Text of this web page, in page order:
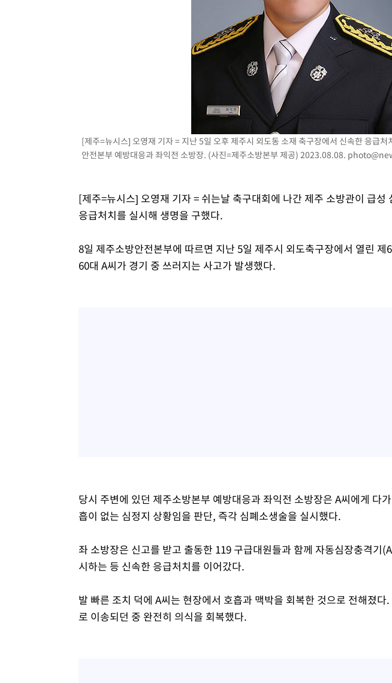
11시간 압수수색에 성접대 파문까지…'쑥대밭' 된 축구협회
[속보]규제합리화위원회 부위원장에 김태유 서울대 공대 교수…이
[속보]국힘 윤리위, '돌려차기 발언' 진종오·서범수 징계 절차 개시
[속보] 7월 중국 수출 23.9%↑ 수입 27.5%↑…무역총액 25.3%↑
[속보]'채상병 순직 책임' 임성근, 항소심도 징역 3년
민주 콩고 에볼라환자 4천명 돌파, 4053명 발생 1850명 사망
[제주=뉴시스] 오영재 기자 = 지난 5일 오후 제주시 외도동 소재 축구장에서 신속한 응급
안전본부 예방대응과 좌익전 소방장. (사진=제주소방본부 제공) 2023.08.08.
[제주=뉴시스] 오영재 기자 = 쉬는날 축구대회에 나간 제주 소방관이 급성
응급처치를 실시해 생명을 구했다.
8일 제주소방안전본부에 따르면 지난 5일 제주시 외도축구장에서 열린 제
60대 A씨가 경기 중 쓰러지는 사고가 발생했다.
당시 주변에 있던 제주소방본부 예방대응과 좌익전 소방장은 A씨에게 다
흡이 없는 심정지 상황임을 판단, 즉각 심폐소생술을 실시했다.
좌 소방장은 신고를 받고 출동한 119 구급대원들과 함께 자동심장충격기
시하는 등 신속한 응급처치를 이어갔다.
발 빠른 조치 덕에 A씨는 현장에서 호흡과 맥박을 회복한 것으로 전해졌다
로 이송되던 중 완전히 의식을 회복했다.